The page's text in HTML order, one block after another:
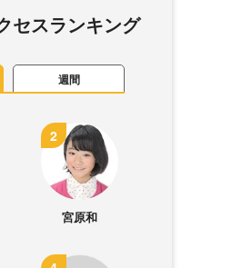
セスランキング
週間
宮原和